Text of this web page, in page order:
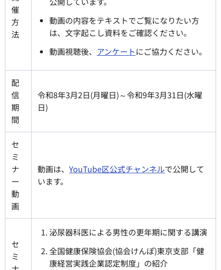
催
方
法
動画の内容をテキストでご覧になりたい方
は、文字起こし資料をご確認ください。
動画視聴後、 アンケートにご協力ください。
配
信
期
間
令和8年3月2日(月曜日)～令和9年3月31日(水曜
日)
セ
ミ
ナ
ー
動
画
動画は、 YouTube区公式チャンネルで公開して
います。
セ
ミ
泌尿器科医による男性の更年期に関する講演
全国健康保険協会(協会けんぽ)東京支部「健
康経営実践企業認定制度」の紹介